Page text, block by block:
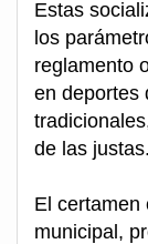
Estas
los
reglamento
en deportes
de las justas.
El certamen
municipal,